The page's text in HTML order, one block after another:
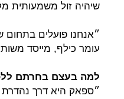
שיהיה זול משמעותית
״אנחנו פועלים בתחום
עומר כילף, מייסד
למה בעצם בחרתם
״ספאק היא דרך